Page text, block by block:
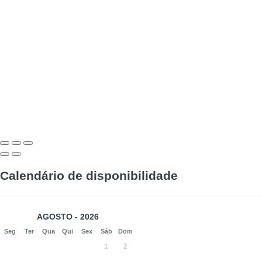
Calendário de disponibilidade
AGOSTO - 2026
Seg Ter Qua Qui Sex Sáb Dom
1 2